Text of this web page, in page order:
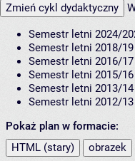
Zmień cykl dydaktyczny
Semestr letni 2024/
Semestr letni 2018/19
Semestr letni 2016/17
Semestr letni 2015/16
Semestr letni 2013/14
Semestr letni 2012/13
Pokaż plan w formacie:
HTML (stary)
obrazek